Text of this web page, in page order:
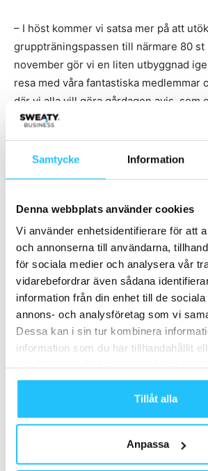
Samtycke Information
Denna webbplats använder cookies
Vi använder enhetsidentifierare för att
och annonserna till användarna,
för sociala medier och analysera vår
vidarebefordrar även sådana
information från din enhet till de
annons- och analysföretag som vi
Dessa kan i sin tur kombinera
information som du har tillhandahållit
Tillåt alla
Anpassa
– I höst kommer vi satsa mer på att
gruppträningspassen till närmare 80 st
november gör vi en liten utbyggnad
resa med våra fantastiska medlemmar
där vi alla vill göra gårdagen avis, som
slogan.
Tack och lycka till!
Följ Genki på Instagram:@genki.se
View this post on